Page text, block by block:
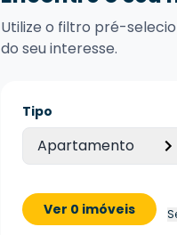
Utilize o filtro pré-
do seu interesse.
Tipo
Apartamento
Ver 0 imóveis